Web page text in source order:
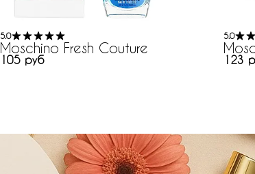
5.0
Moschino Fresh Couture
105 руб
5.0
123